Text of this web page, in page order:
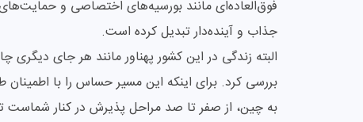
فوق‌العاده‌ای مانند بورسیه‌های اختصاصی و
جذاب و آینده‌دار تبدیل کرده است.
البته زندگی در این کشور پهناور مانند هر جای
بررسی کرد. برای اینکه این مسیر حساس را با
به چین، از صفر تا صد مراحل پذیرش در کنار شماست